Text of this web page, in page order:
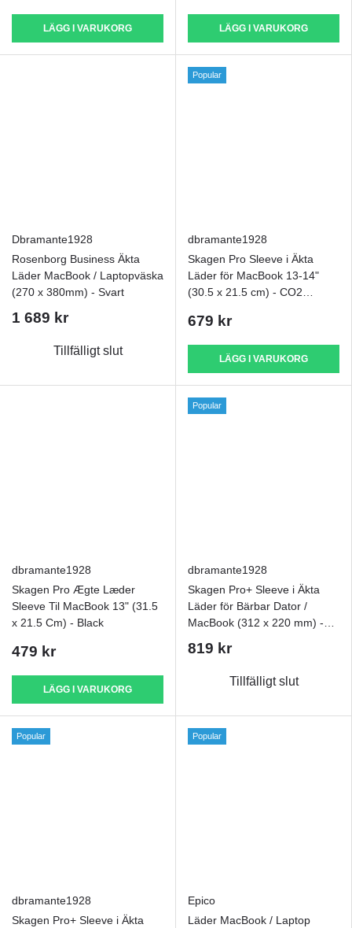
LÄGG I VARUKORG LÄGG I VARUKORG
Dbramante1928
Rosenborg Business Äkta
Läder MacBook / Laptopväska
(270 x 380mm) - Svart
1 689 kr
Tillfälligt slut
Popular
dbramante1928
Skagen Pro Sleeve i Äkta
Läder för MacBook 13-14"
(30.5 x 21.5 cm) - CO2
679 kr
LÄGG I VARUKORG
dbramante1928
Skagen Pro Ægte Læder
Sleeve Til MacBook 13" (31.5
x 21.5 Cm) - Black
479 kr
LÄGG I VARUKORG
Popular
dbramante1928
Skagen Pro+ Sleeve i Äkta
Läder för Bärbar Dator /
MacBook (312 x 220 mm) -
CO2-neutral - Tan
819 kr
Tillfälligt slut
Popular
dbramante1928
Skagen Pro+ Sleeve i Äkta
Popular
Epico
Läder MacBook / Laptop